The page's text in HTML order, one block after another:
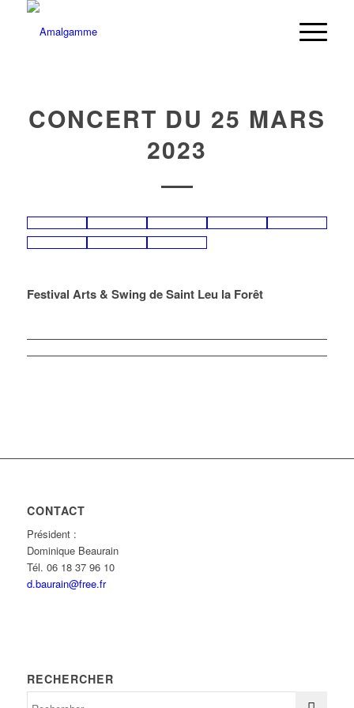
CONCERT DU 25 MARS
2023
Festival Arts & Swing de Saint Leu la Forêt
CONTACT
Président :
Dominique Beaurain
Tél. 06 18 37 96 10
d.baurain@free.fr
RECHERCHER